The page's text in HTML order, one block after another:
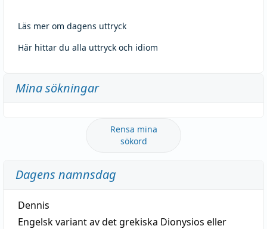
Läs mer om dagens uttryck
Här hittar du alla uttryck och idiom
Mina sökningar
Rensa mina
sökord
Dagens namnsdag
Dennis
Engelsk variant av det grekiska Dionysios eller